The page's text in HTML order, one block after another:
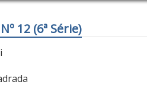
12 (6ª Série)